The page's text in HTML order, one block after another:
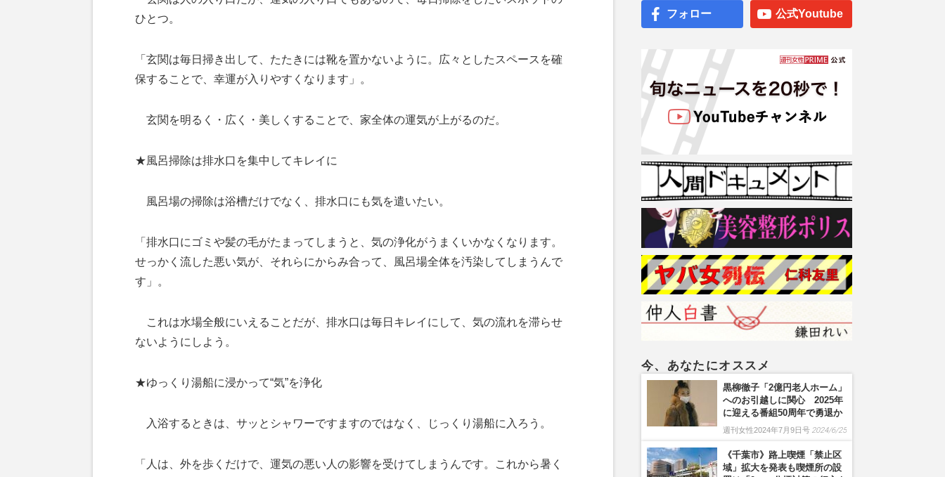
ひとつ。
「玄関は毎日掃き出して、たたきには靴を置かないように。広々としたスペースを確
保することで、幸運が入りやすくなります」。
玄関を明るく・広く・美しくすることで、家全体の運気が上がるのだ。
★風呂掃除は排水口を集中してキレイに
風呂場の掃除は浴槽だけでなく、排水口にも気を遣いたい。
「排水口にゴミや髪の毛がたまってしまうと、気の浄化がうまくいかなくなります。
せっかく流した悪い気が、それらにからみ合って、風呂場全体を汚染してしまうんで
す」。
これは水場全般にいえることだが、排水口は毎日キレイにして、気の流れを滞らせ
ないようにしよう。
★ゆっくり湯船に浸かって“気”を浄化
入浴するときは、サッとシャワーですますのではなく、じっくり湯船に入ろう。
「人は、外を歩くだけで、運気の悪い人の影響を受けてしまうんです。これから暑く
フォロー 公式Youtube
今、あなたにオススメ
黒柳徹子「2億円老人ホーム」
へのお引越しに関心 2025年
に迎える番組50周年で勇退か
週刊女性2024年7月9日号 2024/6/25
《千葉市》路上喫煙「禁止区
域」拡大を発表も喫煙所の設